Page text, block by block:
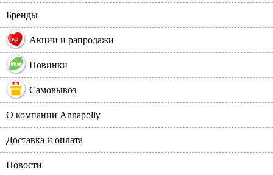
Бренды
% Акции и рапродажи
Новинки
Самовывоз
О компании Annapolly
Доставка и оплата
Новости